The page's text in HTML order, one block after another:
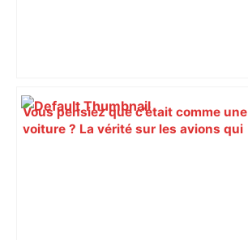
Vous pensiez que c’était comme une
voiture ? La vérité sur les avions qui